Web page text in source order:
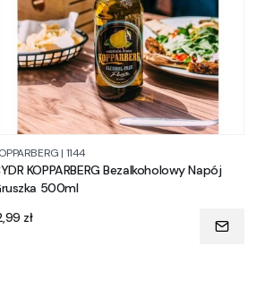
| 1144
KOPPARBERG Bezalkoholowy Napój
500ml
zł